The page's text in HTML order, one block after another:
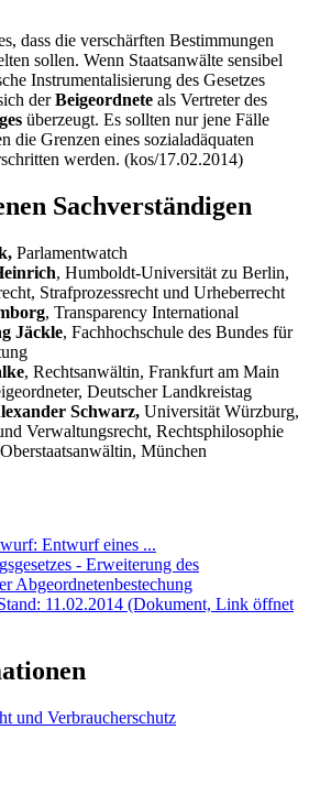
dass die verschärften Bestimmungen
sollen. Wenn Staatsanwälte sensibel
Instrumentalisierung des Gesetzes
derBeigeordnete als Vertreter des
überzeugt. Es sollten nur jene Fälle
die Grenzen eines sozialadäquaten
werden. (kos/17.02.2014)
Sachverständigen
Parlamentwatch
, Humboldt-Universität zu Berlin,
Strafprozessrecht und Urheberrecht
, Transparency International
Jäckle, Fachhochschule des Bundes für
, Rechtsanwältin, Frankfurt am Main
Deutscher Landkreistag
Schwarz, Universität Würzburg,
Verwaltungsrecht, Rechtsphilosophie
Oberstaatsanwältin, München
Entwurf eines ...
- Erweiterung des
Abgeordnetenbestechung
11.02.2014 (Dokument, Link öffnet
und Verbraucherschutz